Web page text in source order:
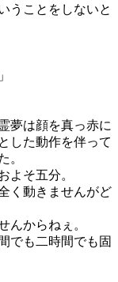
うことをしないと
夢は顔を真っ赤に
した動作を伴って
。
そ五分。
く動きませんがど
んからねぇ。
でも二時間でも固